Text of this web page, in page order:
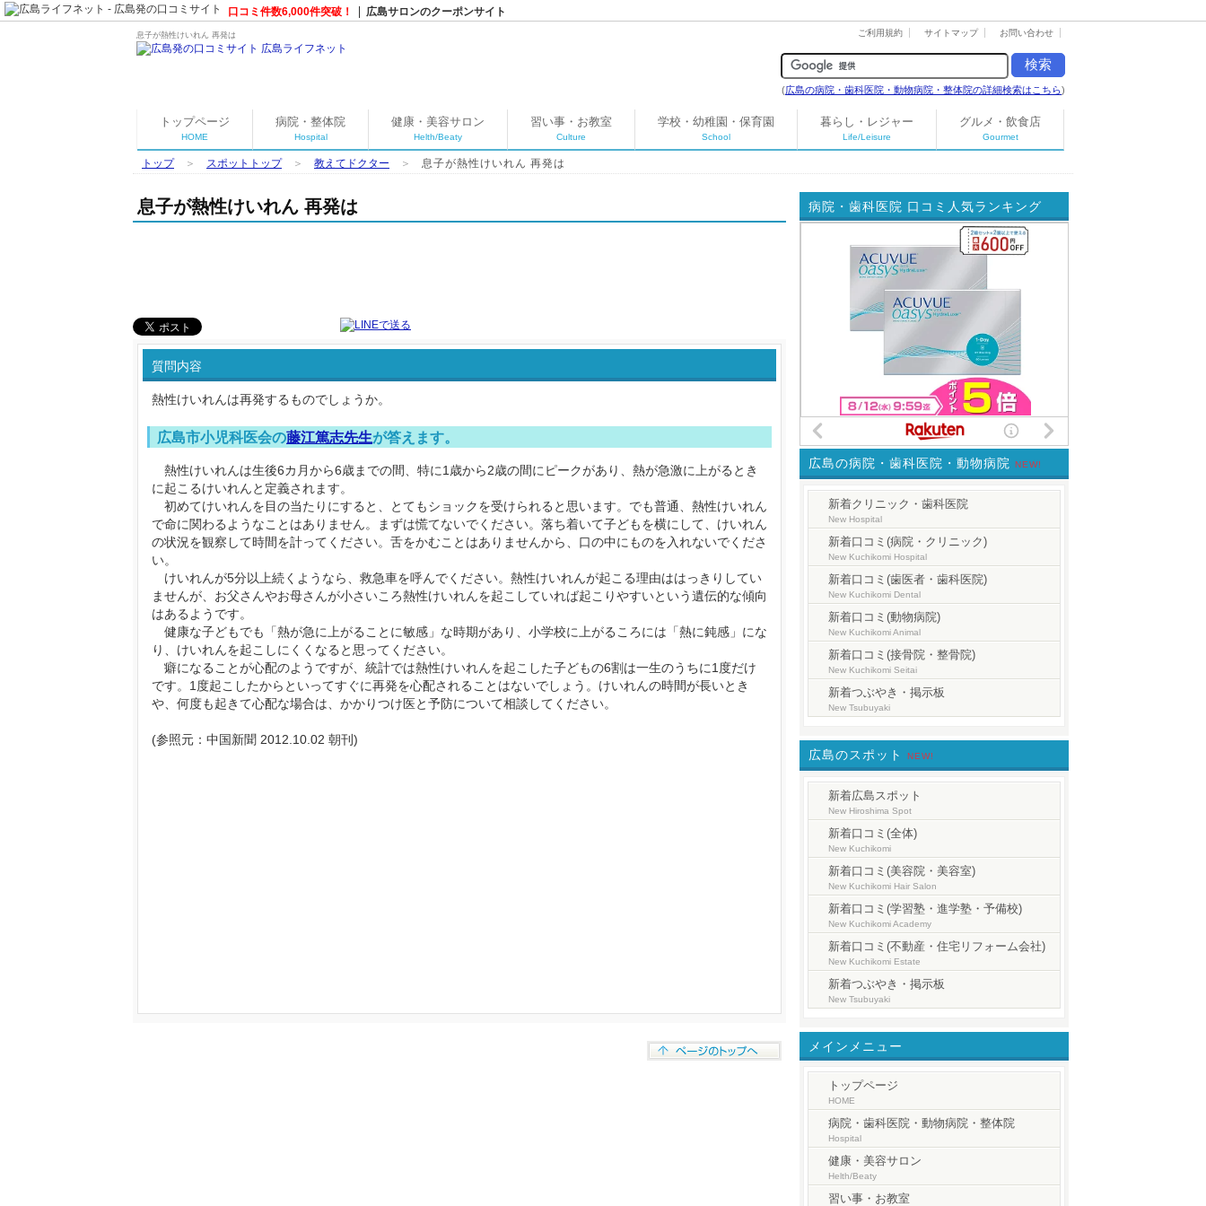
口コミ件数6,000件突破！ 広島サロンのクーポンサイト
息子が熱性けいれん 再発は
(広島の病院・歯科医院・動物病院・整体院の詳細検索はこちら)
ご利用規約 サイトマップ お問い合わせ
トップページ
HOME
病院・整体院
Hospital
健康・美容サロン
Helth/Beaty
習い事・お教室
Culture
学校・幼稚園・保育園
School
暮らし・レジャー
Life/Leisure
グルメ・飲食店
Gourmet
トップ＞ スポットトップ＞ 教えてドクター ＞ 息子が熱性けいれん 再発は
息子が熱性けいれん 再発は
質問内容
熱性けいれんは再発するものでしょうか。
広島市小児科医会の藤江篤志先生が答えます。
熱性けいれんは生後6カ月から6歳までの間、特に1歳から2歳の間にピークがあり、熱が急激に上がるとき
に起こるけいれんと定義されます。
初めてけいれんを目の当たりにすると、とてもショックを受けられると思います。でも普通、熱性けいれん
で命に関わるようなことはありません。まずは慌てないでください。落ち着いて子どもを横にして、けいれん
の状況を観察して時間を計ってください。舌をかむことはありませんから、口の中にものを入れないでくださ
い。
けいれんが5分以上続くようなら、救急車を呼んでください。熱性けいれんが起こる理由ははっきりしてい
ませんが、お父さんやお母さんが小さいころ熱性けいれんを起こしていれば起こりやすいという遺伝的な傾向
はあるようです。
健康な子どもでも「熱が急に上がることに敏感」な時期があり、小学校に上がるころには「熱に鈍感」にな
り、けいれんを起こしにくくなると思ってください。
癖になることが心配のようですが、統計では熱性けいれんを起こした子どもの6割は一生のうちに1度だけ
です。1度起こしたからといってすぐに再発を心配されることはないでしょう。けいれんの時間が長いとき
や、何度も起きて心配な場合は、かかりつけ医と予防について相談してください。
(参照元：中国新聞 2012.10.02 朝刊)
病院・歯科医院 口コミ人気ランキング
広島の病院・歯科医院・動物病院 NEW!
新着クリニック・歯科医院
New Hospital
新着口コミ(病院・クリニック)
New Kuchikomi Hospital
新着口コミ(歯医者・歯科医院)
New Kuchikomi Dental
新着口コミ(動物病院)
New Kuchikomi Animal
新着口コミ(接骨院・整骨院)
New Kuchikomi Seitai
新着つぶやき・掲示板
New Tsubuyaki
広島のスポット NEW!
新着広島スポット
New Hiroshima Spot
新着口コミ(全体)
New Kuchikomi
新着口コミ(美容院・美容室)
New Kuchikomi Hair Salon
新着口コミ(学習塾・進学塾・予備校)
New Kuchikomi Academy
新着口コミ(不動産・住宅リフォーム会社)
New Kuchikomi Estate
新着つぶやき・掲示板
New Tsubuyaki
メインメニュー
トップページ
HOME
病院・歯科医院・動物病院・整体院
Hospital
健康・美容サロン
Helth/Beaty
習い事・お教室